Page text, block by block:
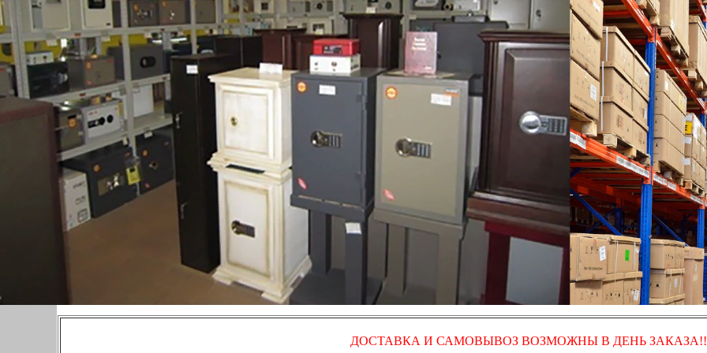
ДОСТАВКА И САМОВЫВОЗ ВОЗМОЖНЫ В ДЕНЬ